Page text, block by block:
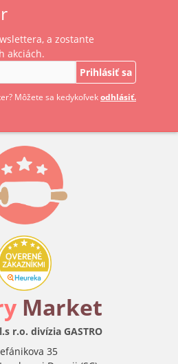
a zostante
akciách.
Prihlásiť sa
Môžete sa kedykoľvekodhlásiť.
Market
r.o. divízia GASTRO
35